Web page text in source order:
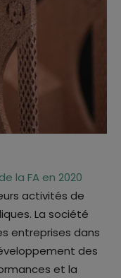
la FA en 2020
activités de
La société
entreprises dans
des
et la